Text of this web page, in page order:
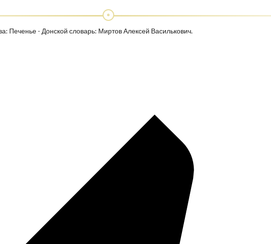
Печенье - Донской словарь: Миртов Алексей Василькович.